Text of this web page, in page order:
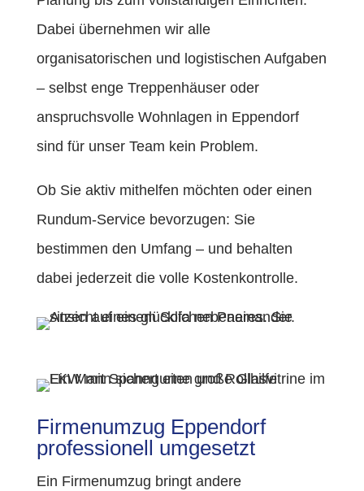
Dabei übernehmen wir alle
organisatorischen und logistischen Aufgaben
– selbst enge Treppenhäuser oder
anspruchsvolle Wohnlagen in Eppendorf
sind für unser Team kein Problem.
Ob Sie aktiv mithelfen möchten oder einen
Rundum-Service bevorzugen: Sie
bestimmen den Umfang – und behalten
dabei jederzeit die volle Kostenkontrolle.
Firmenumzug Eppendorf
professionell umgesetzt
Ein Firmenumzug bringt andere